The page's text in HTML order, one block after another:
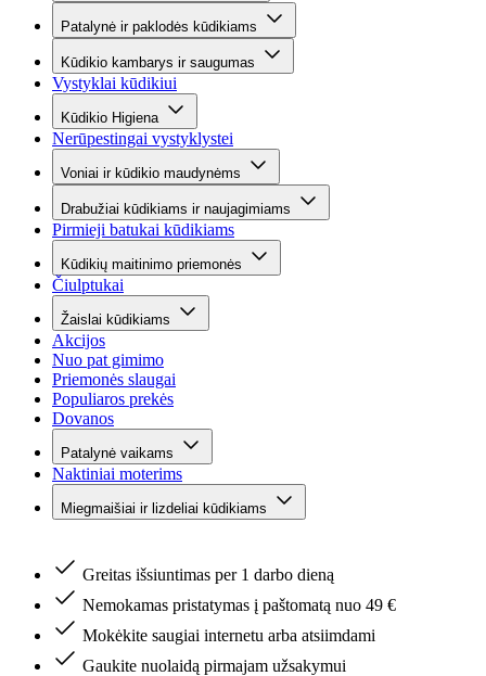
Patalynė ir paklodės kūdikiams
Kūdikio kambarys ir saugumas
Vystyklai kūdikiui
Kūdikio Higiena
Nerūpestingai vystyklystei
Voniai ir kūdikio maudynėms
Drabužiai kūdikiams ir naujagimiams
Pirmieji batukai kūdikiams
Kūdikių maitinimo priemonės
Čiulptukai
Žaislai kūdikiams
Akcijos
Nuo pat gimimo
Priemonės slaugai
Populiaros prekės
Dovanos
Patalynė vaikams
Naktiniai moterims
Miegmaišiai ir lizdeliai kūdikiams
Greitas išsiuntimas per 1 darbo dieną
Nemokamas pristatymas į paštomatą nuo 49 €
Mokėkite saugiai internetu arba atsiimdami
Gaukite nuolaidą pirmajam užsakymui